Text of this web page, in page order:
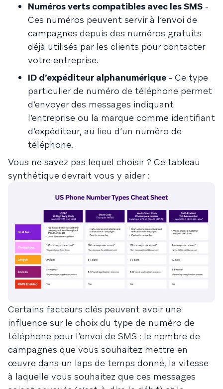
Numéros verts compatibles avec les SMS -
Ces numéros peuvent servir à l’envoi de
campagnes depuis des numéros gratuits
déjà utilisés par les clients pour contacter
votre entreprise.
ID d’expéditeur alphanumérique - Ce type
particulier de numéro de téléphone permet
d’envoyer des messages indiquant
l’entreprise ou la marque comme identifiant
d’expéditeur, au lieu d’un numéro de
téléphone.
Vous ne savez pas lequel choisir ? Ce tableau
synthétique devrait vous y aider :
Certains facteurs clés peuvent avoir une
influence sur le choix du type de numéro de
téléphone pour l’envoi de SMS : le nombre de
campagnes que vous souhaitez mettre en
œuvre dans un laps de temps donné, la vitesse
à laquelle vous souhaitez que ces messages